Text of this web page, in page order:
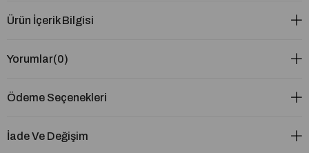
Ürün İçerik Bilgisi
Yorumlar(0)
Ödeme Seçenekleri
İade Ve Değişim